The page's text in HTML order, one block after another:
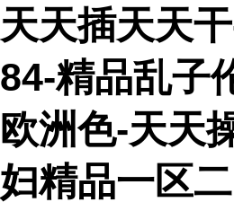
天天插天天
84-精品乱子
欧洲色-天天
妇精品一区